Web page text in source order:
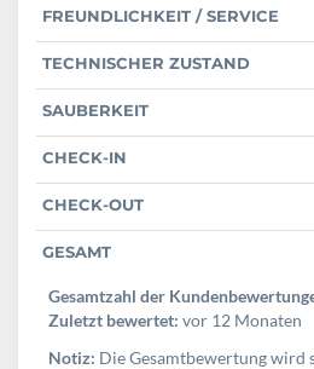
FREUNDLICHKEIT / SERVICE
TECHNISCHER ZUSTAND
SAUBERKEIT
CHECK-IN
CHECK-OUT
GESAMT
Gesamtzahl der
Zuletzt bewertet: vor 12 Monaten
Notiz: Die Gesamtbewertung wird